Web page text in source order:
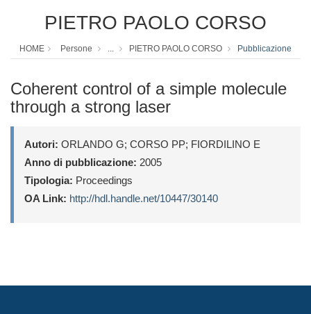
PIETRO PAOLO CORSO
HOME Persone ... PIETRO PAOLO CORSO Pubblicazione
Coherent control of a simple molecule
through a strong laser
Autori: ORLANDO G; CORSO PP; FIORDILINO E
Anno di pubblicazione: 2005
Tipologia: Proceedings
OA Link: http://hdl.handle.net/10447/30140